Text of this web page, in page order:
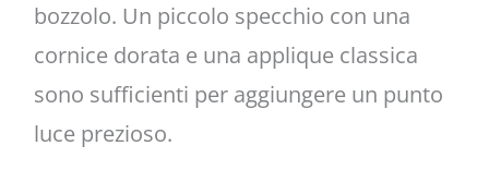
bozzolo. Un piccolo specchio con una
cornice dorata e una applique classica
sono sufficienti per aggiungere un punto
luce prezioso.